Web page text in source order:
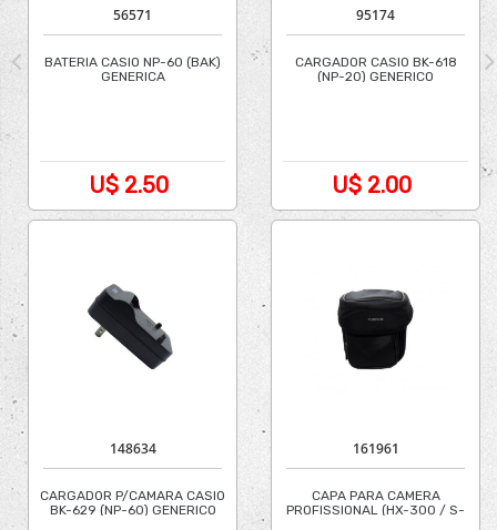
56571
BATERIA CASIO NP-60 (BAK)
GENERICA
U$ 2.50
95174
CARGADOR CASIO BK-618
(NP-20) GENERICO
U$ 2.00
148634
CARGADOR P/CAMARA CASIO
BK-629 (NP-60) GENERICO
161961
CAPA PARA CAMERA
PROFISSIONAL (HX-300 / S-